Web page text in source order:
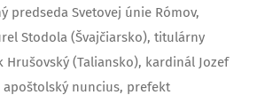
predseda Svetovej únie Rómov,
Stodola (Švajčiarsko), titulárny
(Taliansko), kardinál Jozef
apoštolský nuncius, prefekt